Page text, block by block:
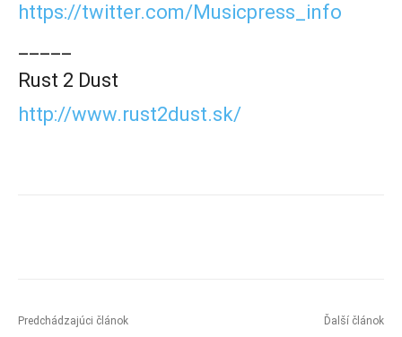
https://twitter.com/Musicpress_info
Rust 2 Dust
http://www.rust2dust.sk/
Predchádzajúci článok Ďalší článok